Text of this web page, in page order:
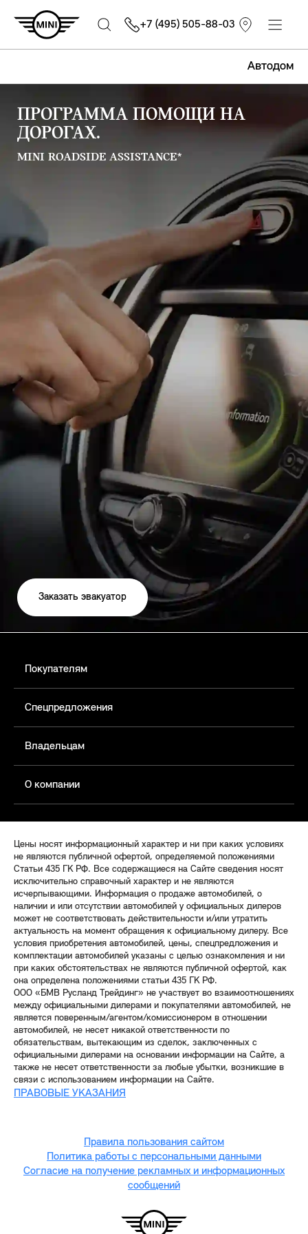
Автодом
+7 (495) 505-88-03
ПРОГРАММА ПОМОЩИ НА
ДОРОГАХ.
MINI ROADSIDE ASSISTANCE*
Заказать эвакуатор
Покупателям
Спецпредложения
Владельцам
О компании
Цены носят информационный характер и ни при каких условиях
не являются публичной офертой, определяемой положениями
Статьи 435 ГК РФ. Все содержащиеся на Сайте сведения носят
исключительно справочный характер и не являются
исчерпывающими. Информация о продаже автомобилей, о
наличии и или отсутствии автомобилей у официальных дилеров
может не соответствовать действительности и/или утратить
актуальность на момент обращения к официальному дилеру. Все
условия приобретения автомобилей, цены, спецпредложения и
комплектации автомобилей указаны с целью ознакомления и ни
при каких обстоятельствах не являются публичной офертой, как
она определена положениями статьи 435 ГК РФ.
ООО «БМВ Русланд Трейдинг» не участвует во взаимоотношениях
между официальными дилерами и покупателями автомобилей, не
является поверенным/агентом/комиссионером в отношении
автомобилей, не несет никакой ответственности по
обязательствам, вытекающим из сделок, заключенных с
официальными дилерами на основании информации на Сайте, а
также не несет ответственности за любые убытки, возникшие в
связи с использованием информации на Сайте.
ПРАВОВЫЕ УКАЗАНИЯ
Правила пользования сайтом
Политика работы с персональными данными
Согласие на получение рекламных и информационных
сообщений